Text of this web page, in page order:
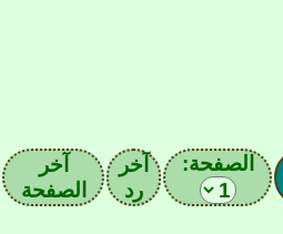
الصفحة:
آخر
رد
آخر
الصفحة